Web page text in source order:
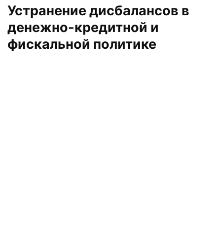
Устранение дисбалансов в
денежно-кредитной и
фискальной политике